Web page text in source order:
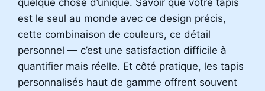
est le seul au monde avec ce design précis,
cette combinaison de couleurs, ce détail
personnel — c’est une satisfaction difficile à
quantifier mais réelle. Et côté pratique, les tapis
personnalisés haut de gamme offrent souvent